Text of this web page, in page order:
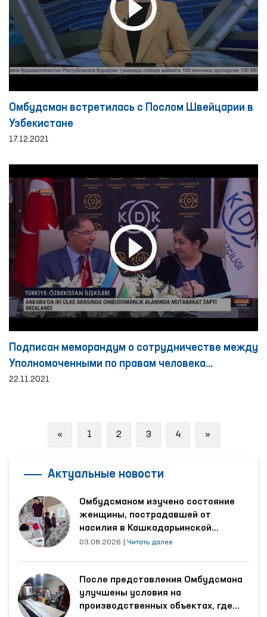
Омбудсман встретилась с Послом Швейцарии в
Узбекистане
17.12.2021
Подписан меморандум о сотрудничестве между
Уполномоченными по правам человека
Узбекистана и Турции
22.11.2021
«Previous
1 2 3 4 »Next
Актуальные новости
Омбудсманом изучено состояние
женщины, пострадавшей от
насилия в Кашкадарьинской
области
03.08.2026 Читать далее
После представления Омбудсмана
улучшены условия на
производственных объектах, где